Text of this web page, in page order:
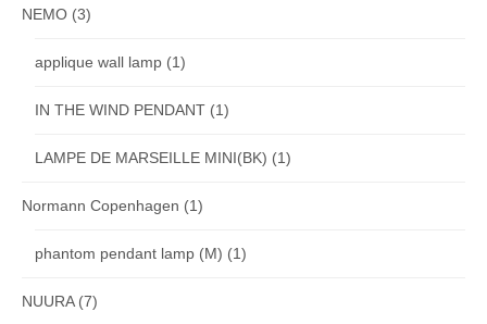
NEMO (3)
applique wall lamp (1)
IN THE WIND PENDANT (1)
LAMPE DE MARSEILLE MINI(BK) (1)
Normann Copenhagen (1)
phantom pendant lamp (M) (1)
NUURA(7)